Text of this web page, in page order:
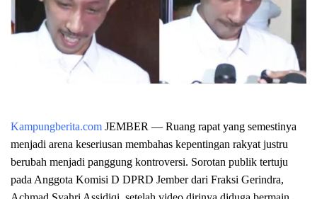
Kampungberita.com JEMBER — Ruang rapat yang semestinya
menjadi arena keseriusan membahas kepentingan rakyat justru
berubah menjadi panggung kontroversi. Sorotan publik tertuju
pada Anggota Komisi D DPRD Jember dari Fraksi Gerindra,